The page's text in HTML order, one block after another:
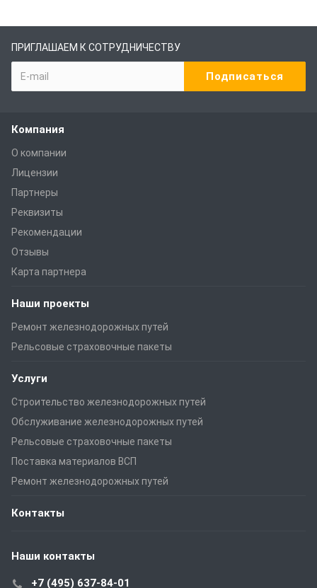
ПРИГЛАШАЕМ К СОТРУДНИЧЕСТВУ
Компания
О компании
Лицензии
Партнеры
Реквизиты
Рекомендации
Отзывы
Карта партнера
Наши проекты
Ремонт железнодорожных путей
Рельсовые страховочные пакеты
Услуги
Строительство железнодорожных путей
Обслуживание железнодорожных путей
Рельсовые страховочные пакеты
Поставка материалов ВСП
Ремонт железнодорожных путей
Контакты
Наши контакты
+7 (495) 637-84-01